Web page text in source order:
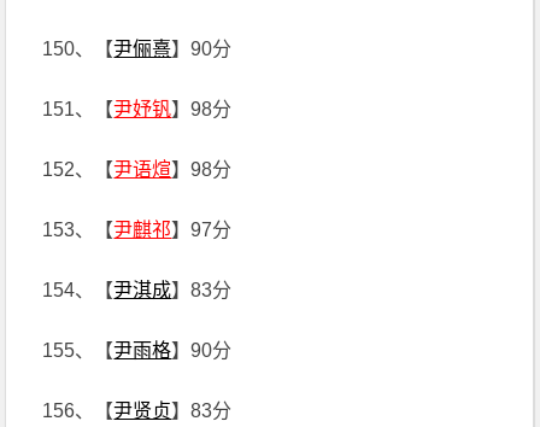
150、【尹俪熹】90分
151、【尹妤钒】98分
152、【尹语煊】98分
153、【尹麒祁】97分
154、【尹淇成】83分
155、【尹雨格】90分
156、【尹贤贞】83分